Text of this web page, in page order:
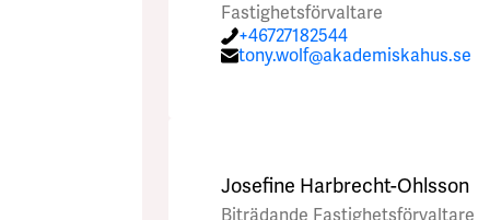
Fastighetsförvaltare
+46727182544
tony.wolf@akademiskahus.se
Josefine Harbrecht-Ohlsson
Biträdande Fastighetsförvaltare